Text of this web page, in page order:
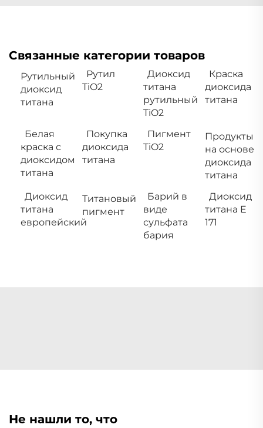
Связанные категории товаров
Рутильный
диоксид
титана
Рутил
TiO2
Диоксид
титана
рутильный
TiO2
Краска
диоксида
титана
Белая
краска с
диоксидом
титана
Покупка
диоксида
титана
Пигмент
TiO2
Продукты
на основе
диоксида
титана
Диоксид
титана
европейский
Титановый
пигмент
Барий в
виде
сульфата
бария
Диоксид
титана E
171
Не нашли то, что